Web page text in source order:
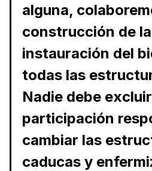
alguna,
construcción de
instauración del
todas las
Nadie debe
participación
cambiar las
caducas y